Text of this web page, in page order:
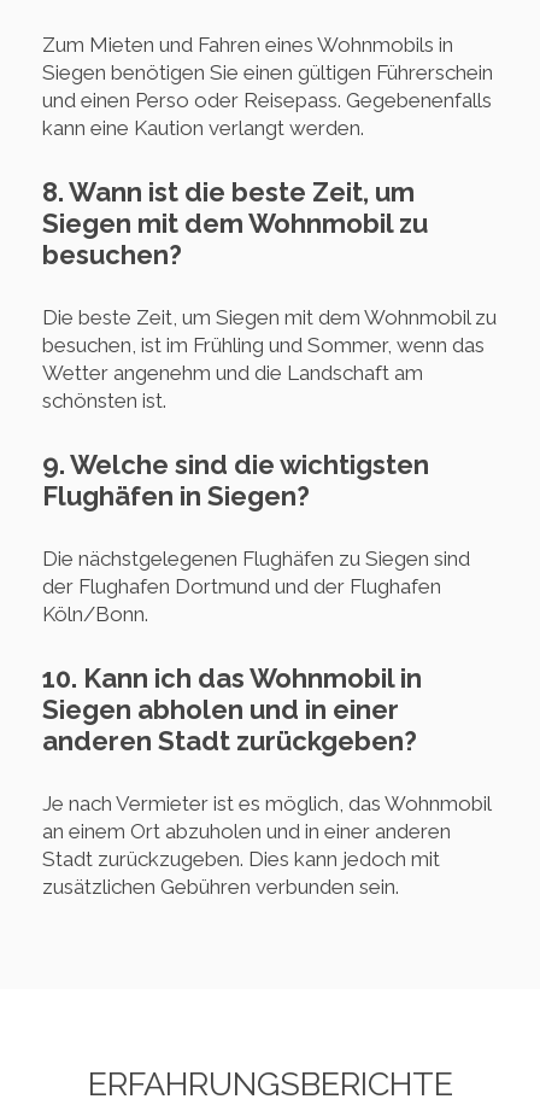
Zum Mieten und Fahren eines Wohnmobils in
Siegen benötigen Sie einen gültigen Führerschein
und einen Perso oder Reisepass. Gegebenenfalls
kann eine Kaution verlangt werden.
8. Wann ist die beste Zeit, um
Siegen mit dem Wohnmobil zu
besuchen?
Die beste Zeit, um Siegen mit dem Wohnmobil zu
besuchen, ist im Frühling und Sommer, wenn das
Wetter angenehm und die Landschaft am
schönsten ist.
9. Welche sind die wichtigsten
Flughäfen in Siegen?
Die nächstgelegenen Flughäfen zu Siegen sind
der Flughafen Dortmund und der Flughafen
Köln/Bonn.
10. Kann ich das Wohnmobil in
Siegen abholen und in einer
anderen Stadt zurückgeben?
Je nach Vermieter ist es möglich, das Wohnmobil
an einem Ort abzuholen und in einer anderen
Stadt zurückzugeben. Dies kann jedoch mit
zusätzlichen Gebühren verbunden sein.
ERFAHRUNGSBERICHTE